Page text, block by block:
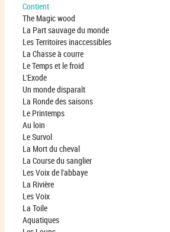
Contient
The Magic wood
La Part sauvage du monde
Les Territoires inaccessibles
La Chasse à courre
Le Temps et le froid
L'Exode
Un monde disparaît
La Ronde des saisons
Le Printemps
Au loin
Le Survol
La Mort du cheval
La Course du sanglier
Les Voix de l'abbaye
La Rivière
Les Voix
La Toile
Aquatiques